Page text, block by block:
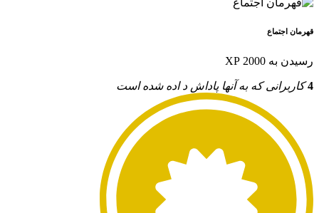
قهرمان اجتماع
رسیدن به 2000 XP
4 کاربرانی که به آنها پاداش د اده شده است